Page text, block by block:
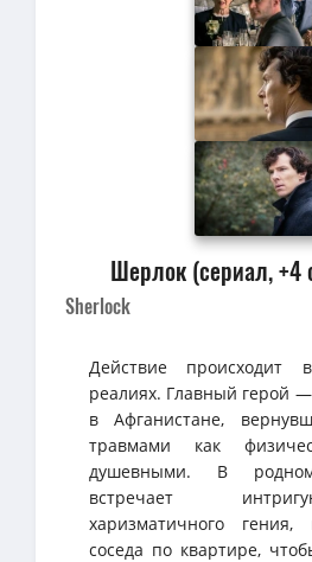
Шерлок (сериал, +4
Sherlock
Действие происходит
реалиях. Главный герой
в Афганистане,
травмами как
душевными. В
встречает
харизматичного
соседа по квартире,